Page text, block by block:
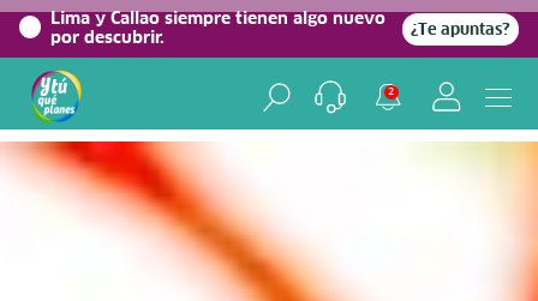
Lima y Callao siempre tienen algo nuevo
por descubrir.
¿Te apuntas?
2
Home/Blog viajero